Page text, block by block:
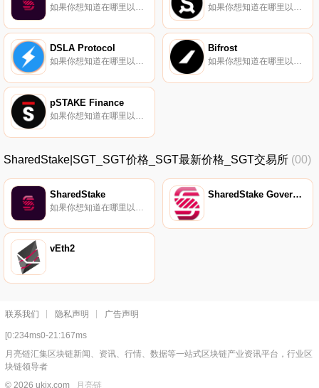
DSLA Protocol
如果你想知道在哪里以当前价格购买DSLA Protocol,目前交易{DSLA Protocol]股票的顶级加密货币交易所是KuCoin、Gate.io、MEXC、Uniswap（V3）（ArDSLAtrum）和ProBit Global。您可以在我们的加密货币交易所页面上找到其他列表.
Bifrost
如果你想知道在哪里以当前价格购买Bifrost,目前交易{Bifrost]股票的顶级加密货币交易所是IndoEx、KuCoin、Gate.io、MEXC和Kraken。您可以在我们的加密货币交易所页面上找到其他列表.
pSTAKE Finance
如果你想知道在哪里以当前价格购买pSTAKE Finance,目前交易{pSTAKE Finance]股票的顶级加密货币交易所是OKX、CoinW、ByPSTAKEt、Bitget和Hotcoin Global。您可以在我们的加密货币交易所页面上找到其他列表.
SharedStake|SGT_SGT价格_SGT最新价格_SGT交易所 (00)
SharedStake SharedStake Governance Token
vEth2
联系我们 隐私声明 广告声明
[0:234ms0-21:167ms
月亮链汇集区块链新闻、资讯、行情、数据等一站式区块链产业资讯平台，行业区
块链领导者
© 2026 ukjx.com
月亮链